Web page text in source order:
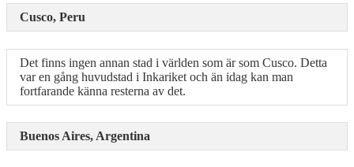
Cusco, Peru
Det finns ingen annan stad i världen som är som Cusco. Detta
var en gång huvudstad i Inkariket och än idag kan man
fortfarande känna resterna av det.
Buenos Aires, Argentina